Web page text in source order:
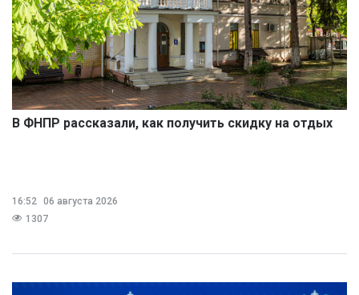
В ФНПР рассказали, как получить скидку на отдых
16:52 06 августа 2026
1307